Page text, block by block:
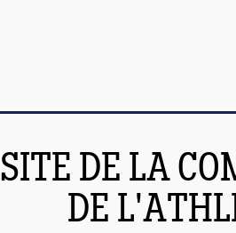
SITE DE LA
DE